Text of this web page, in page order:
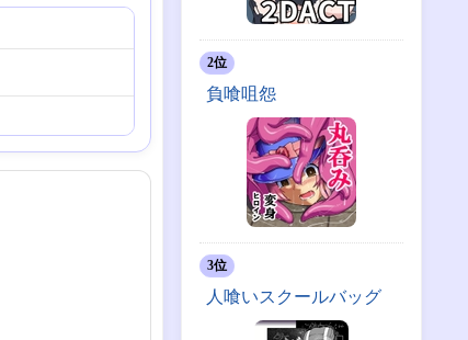
2位
負喰咀怨
3位
人喰いスクールバッグ